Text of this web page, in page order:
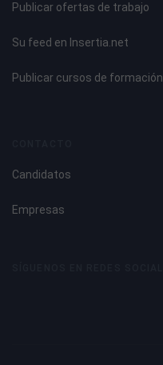
Publicar ofertas de trabajo
Su feed en Insertia.net
Publicar cursos de formación
Candidatos
Empresas